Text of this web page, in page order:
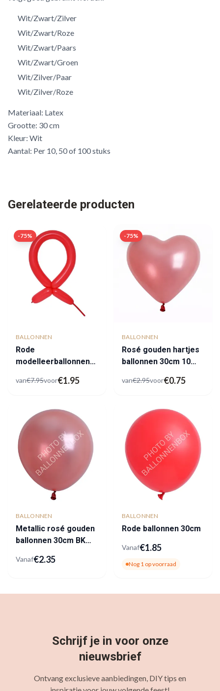
Wit/Zwart/Zilver
Wit/Zwart/Roze
Wit/Zwart/Paars
Wit/Zwart/Groen
Wit/Zilver/Paar
Wit/Zilver/Roze
Materiaal: Latex
Grootte: 30 cm
Kleur: Wit
Aantal: Per 10, 50 of 100 stuks
Gerelateerde producten
-75%
BALLONNEN
Rode
modelleerballonnen
van€7.95voor€1.95
-75%
BALLONNEN
Rosé gouden hartjes
ballonnen 30cm 10
van€2.95voor€0.75
BALLONNEN
Metallic rosé gouden
ballonnen 30cm BK
Vanaf€2.35
BALLONNEN
Rode ballonnen 30cm
Vanaf€1.85
Nog 1 op voorraad
Schrijf je in voor onze
nieuwsbrief
Ontvang exclusieve aanbiedingen, DIY tips en